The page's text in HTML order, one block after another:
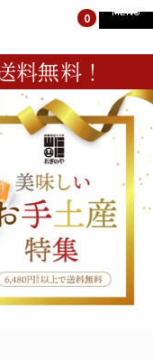
料無料！
供
0 MENU